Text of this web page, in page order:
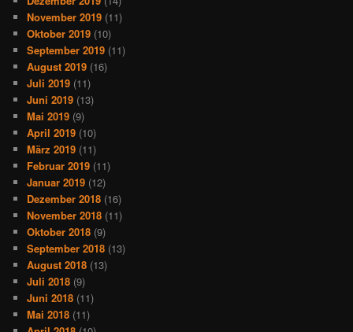
November 2019 (11)
Oktober 2019 (10)
September 2019 (11)
August 2019 (16)
Juli 2019 (11)
Juni 2019 (13)
Mai 2019 (9)
April 2019 (10)
März 2019 (11)
Februar 2019 (11)
Januar 2019 (12)
Dezember 2018 (16)
November 2018 (11)
Oktober 2018 (9)
September 2018 (13)
August 2018 (13)
Juli 2018 (9)
Juni 2018 (11)
Mai 2018 (11)